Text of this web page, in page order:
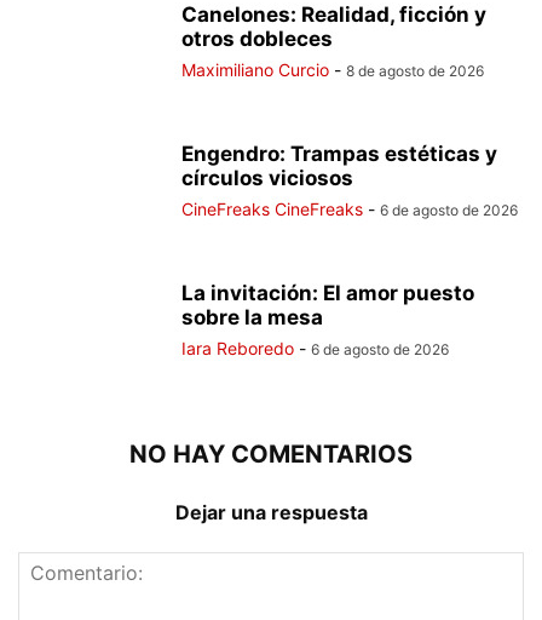
Canelones: Realidad, ficción y
otros dobleces
Maximiliano Curcio - 8 de agosto de 2026
Engendro: Trampas estéticas y
círculos viciosos
CineFreaks CineFreaks - 6 de agosto de 2026
La invitación: El amor puesto
sobre la mesa
Iara Reboredo - 6 de agosto de 2026
NO HAY COMENTARIOS
Dejar una respuesta